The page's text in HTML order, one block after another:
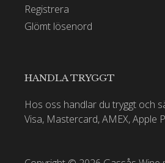
Registrera
Glömt lösenord
HANDLA TRYGGT
Hos oss handlar du tryggt och
Visa, Mastercard, AMEX, Apple